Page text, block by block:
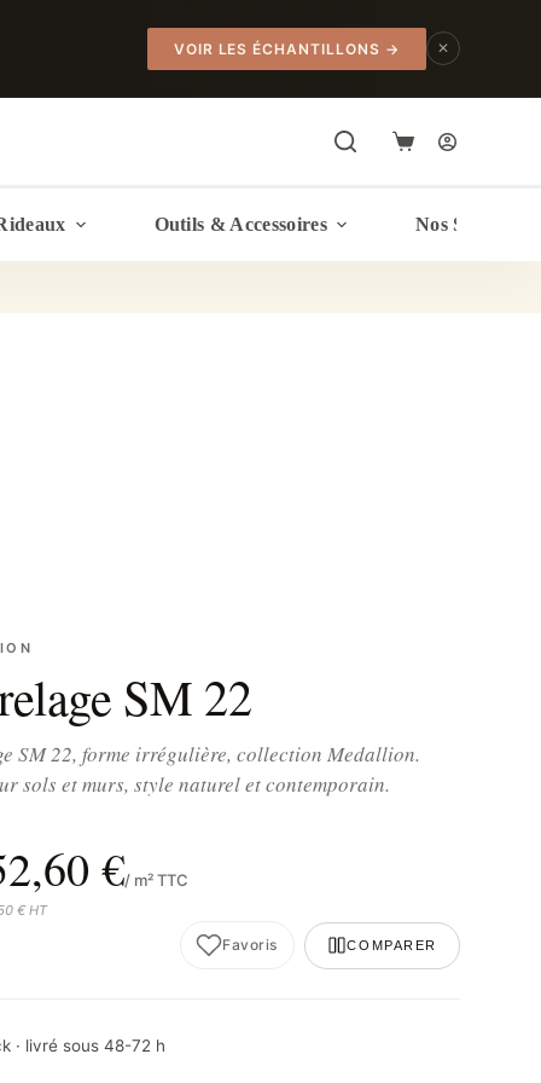
VOIR LES ÉCHANTILLONS → ✕
Panier
Outils & Accessoires Nos Services
SM 22
SM 22, forme irrégulière, collection Medallion.
sols et murs, style naturel et contemporain.
€/ m² TTC
€ HT
Favoris COMPARER
· livré sous 48-72 h